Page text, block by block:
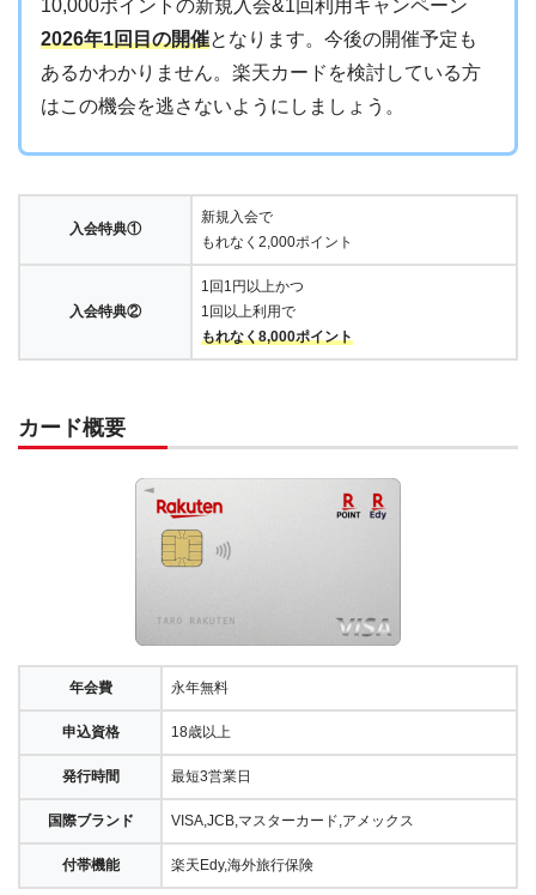
10,000ポイントの新規入会&1回利用キャンペーン
2026年1回目の開催となります。今後の開催予定も
あるかわかりません。楽天カードを検討している方
はこの機会を逃さないようにしましょう。
入会特典①
新規入会で
もれなく2,000ポイント
入会特典②
1回1円以上かつ
1回以上利用で
もれなく8,000ポイント
カード概要
年会費 永年無料
申込資格 18歳以上
発行時間 最短3営業日
国際ブランド VISA,JCB,マスターカード,アメックス
付帯機能 楽天Edy,海外旅行保険